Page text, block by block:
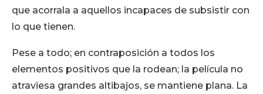
que acorrala a aquellos incapaces de subsistir con
lo que tienen.
Pese a todo; en contraposición a todos los
elementos positivos que la rodean; la película no
atraviesa grandes altibajos, se mantiene plana. La